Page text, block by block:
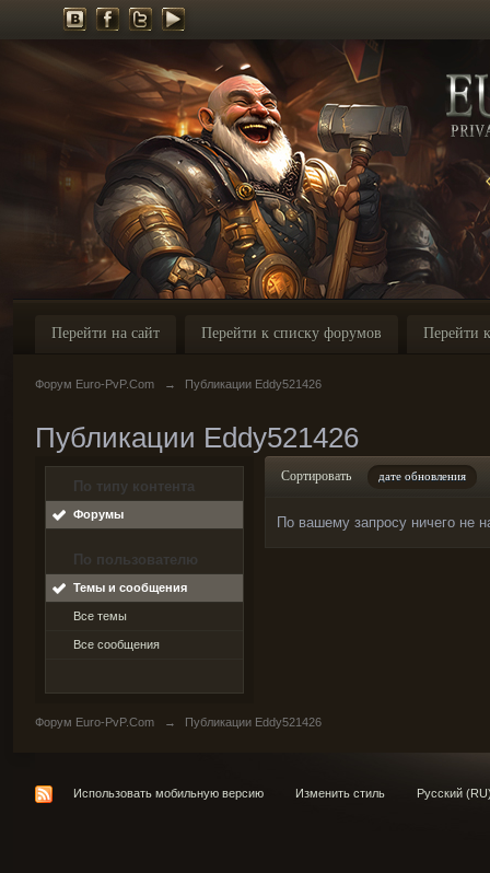
Перейти на сайт Перейти к списку форумов Перейти
Форум Euro-PvP.Com → Публикации Eddy521426
Публикации Eddy521426
По типу контента
Форумы
По пользователю
Темы и сообщения
Все темы
Все сообщения
Сортировать дате обновления
По вашему запросу ничего не
Форум Euro-PvP.Com → Публикации Eddy521426
Использовать мобильную версию Изменить стиль Русский